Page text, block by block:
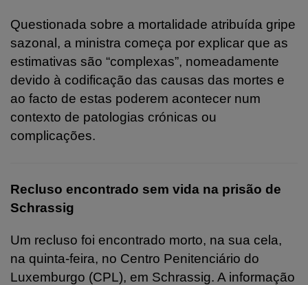
Questionada sobre a mortalidade atribuída gripe
sazonal, a ministra começa por explicar que as
estimativas são “complexas”, nomeadamente
devido à codificação das causas das mortes e
ao facto de estas poderem acontecer num
contexto de patologias crónicas ou
complicações.
Recluso encontrado sem vida na prisão de
Schrassig
Um recluso foi encontrado morto, na sua cela,
na quinta-feira, no Centro Penitenciário do
Luxemburgo (CPL), em Schrassig. A informação